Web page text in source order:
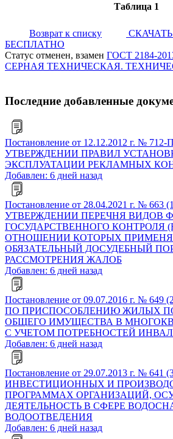
Таблица 1
Возврат к списку
БЕСПЛАТНО
Статус отменен, взамен ГОСТ 2184-
СЕРНАЯ ТЕХНИЧЕСКАЯ.
Последние добавленные
Постановление от 12.12.2012 г. №
УТВЕРЖДЕНИИ ПРАВИЛ
ЭКСПЛУАТАЦИИ РЕКЛАМНЫХ
Добавлен: 6 дней назад
Постановление от 28.04.2021 г. № 663
УТВЕРЖДЕНИИ ПЕРЕЧНЯ ВИДОВ
ГОСУДАРСТВЕННОГО КОНТРОЛЯ
ОТНОШЕНИИ КОТОРЫХ
ОБЯЗАТЕЛЬНЫЙ ДОСУДЕБНЫЙ
РАССМОТРЕНИЯ ЖАЛОБ
Добавлен: 6 дней назад
Постановление от 09.07.2016 г. №
ПО ПРИСПОСОБЛЕНИЮ ЖИЛЫХ
ОБЩЕГО ИМУЩЕСТВА В
С УЧЕТОМ ПОТРЕБНОСТЕЙ
Добавлен: 6 дней назад
Постановление от 29.07.2013 г. № 641
ИНВЕСТИЦИОННЫХ И
ПРОГРАММАХ ОРГАНИЗАЦИЙ,
ДЕЯТЕЛЬНОСТЬ В СФЕРЕ
ВОДООТВЕДЕНИЯ
Добавлен: 6 дней назад